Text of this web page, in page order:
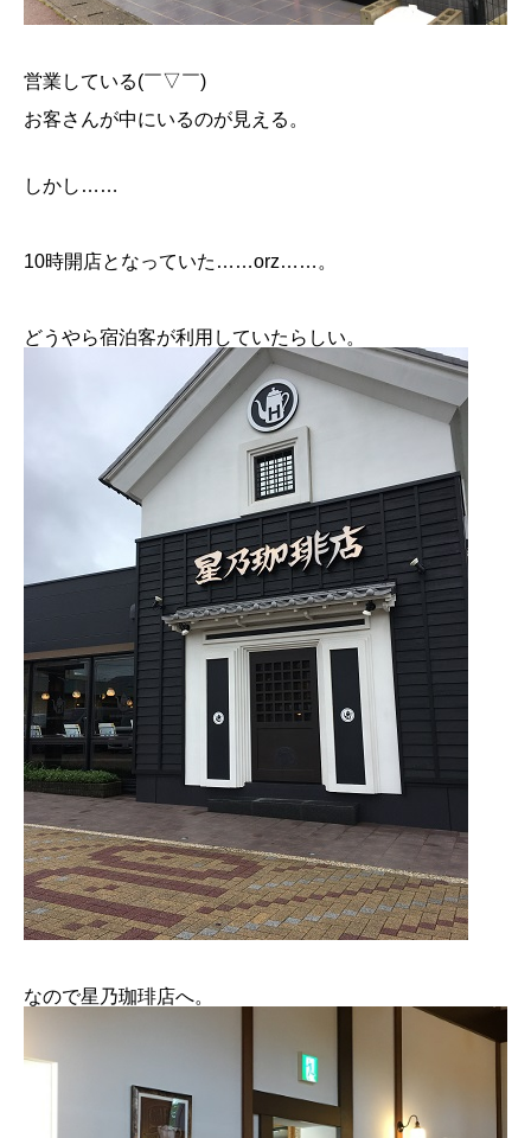
営業している(￣▽￣)
お客さんが中にいるのが見える。
しかし……
10時開店となっていた……orz……。
どうやら宿泊客が利用していたらしい。
なので星乃珈琲店へ。